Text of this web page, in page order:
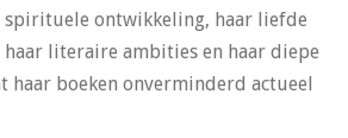
spirituele ontwikkeling, haar liefde
haar literaire ambities en haar diepe
haar boeken onverminderd actueel